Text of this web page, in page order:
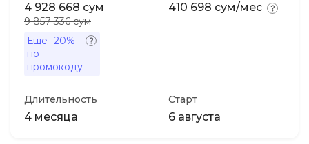
4 928 668 сум
9 857 336 сум
Ещё -20%
по
промокоду
410 698 сум/мес
Длительность
4 месяца
Старт
6 августа